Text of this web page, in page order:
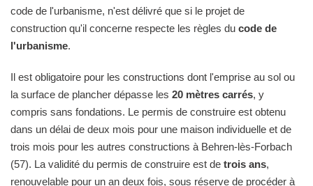
code de l'urbanisme, n'est délivré que si le projet de
construction qu'il concerne respecte les règles du code de
l'urbanisme.
Il est obligatoire pour les constructions dont l'emprise au sol ou
la surface de plancher dépasse les 20 mètres carrés, y
compris sans fondations. Le permis de construire est obtenu
dans un délai de deux mois pour une maison individuelle et de
trois mois pour les autres constructions à Behren-lès-Forbach
(57). La validité du permis de construire est de trois ans,
renouvelable pour un an deux fois, sous réserve de procéder à